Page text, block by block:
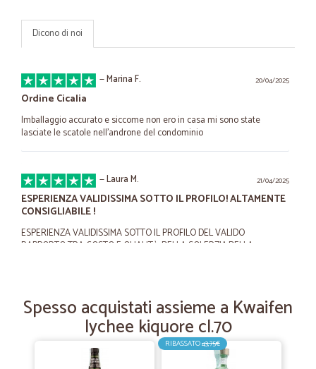
Dicono di noi
20/04/2025
—Marina F.
Ordine Cicalia
Imballaggio accurato e siccome non ero in casa mi sono state
lasciate le scatole nell'androne del condominio
21/04/2025
—Laura M.
ESPERIENZA VALIDISSIMA SOTTO IL PROFILO! ALTAMENTE
CONSIGLIABILE !
ESPERIENZA VALIDISSIMA SOTTO IL PROFILO DEL VALIDO
RAPPORTO TRA COSTO E QUALITà, DELLA SOLERZIA,DELLA
—Claudio S.
Spesso acquistati assieme a Kwaifen
lychee kiquore cl.70
RIBASSATO43,75€